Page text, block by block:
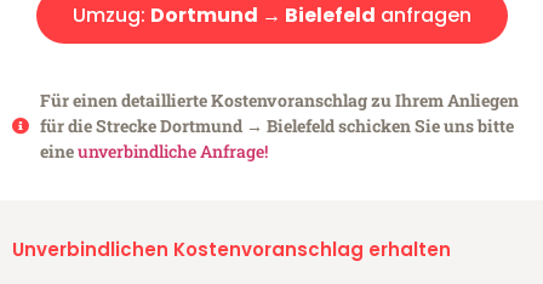
Umzug: Dortmund → Bielefeld anfragen
Für einen detaillierte Kostenvoranschlag zu Ihrem Anliegen
für die Strecke Dortmund → Bielefeld schicken Sie uns bitte
eineunverbindliche Anfrage!
Unverbindlichen Kostenvoranschlag erhalten